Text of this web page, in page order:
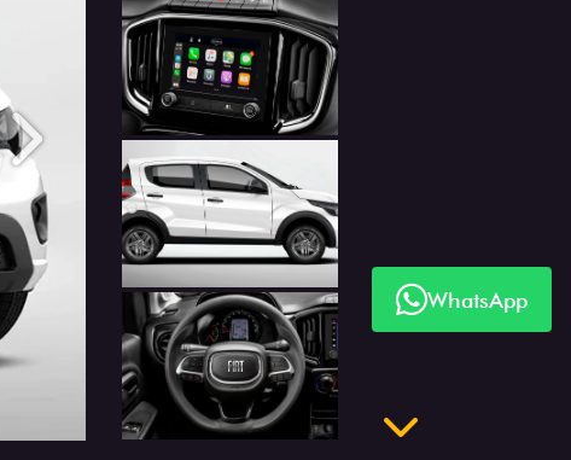
Próximo
WhatsApp